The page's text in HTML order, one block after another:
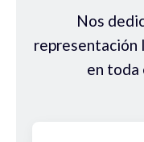
Nos
representación
en toda